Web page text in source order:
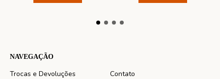
NAVEGAÇÃO
Trocas e Devoluções Contato